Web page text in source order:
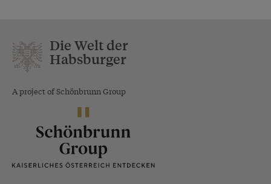
Die Welt der
Habsburger
A project of Schönbrunn Group